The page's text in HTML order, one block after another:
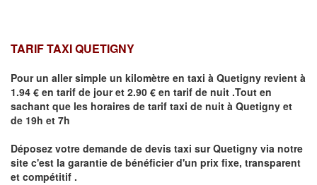
TARIF TAXI QUETIGNY
Pour un aller simple un kilomètre en taxi à Quetigny revient à
1.94 € en tarif de jour et 2.90 € en tarif de nuit .Tout en
sachant que les horaires de tarif taxi de nuit à Quetigny et
de 19h et 7h
Déposez votre demande de devis taxi surQuetigny via notre
site c'est la garantie de bénéficier d'un prix fixe, transparent
et compétitif .